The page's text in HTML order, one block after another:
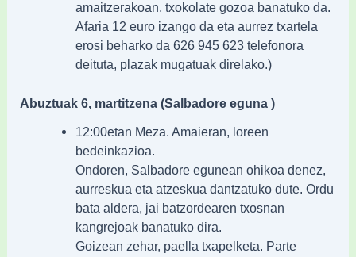
amaitzerakoan, txokolate gozoa banatuko da.
Afaria 12 euro izango da eta aurrez txartela
erosi beharko da 626 945 623 telefonora
deituta, plazak mugatuak direlako.)
Abuztuak 6, martitzena (Salbadore eguna )
12:00etan Meza. Amaieran, loreen
bedeinkazioa.
Ondoren, Salbadore egunean ohikoa denez,
aurreskua eta atzeskua dantzatuko dute. Ordu
bata aldera, jai batzordearen txosnan
kangrejoak banatuko dira.
Goizean zehar, paella txapelketa. Parte